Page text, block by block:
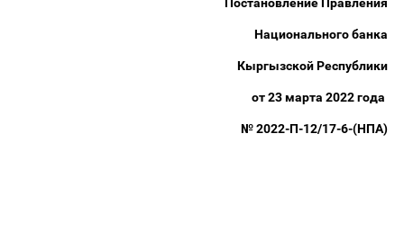
Национального банка
Кыргызской Республики
от 23 марта 2022 года
№ 2022-П-12/17-6-(НПА)